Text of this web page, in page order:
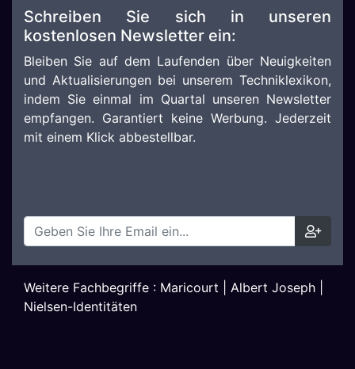
Schreiben Sie sich in unseren
kostenlosen Newsletter ein:
Bleiben Sie auf dem Laufenden über Neuigkeiten
und Aktualisierungen bei unserem Techniklexikon,
indem Sie einmal im Quartal unseren Newsletter
empfangen. Garantiert keine Werbung. Jederzeit
mit einem Klick abbestellbar.
Weitere Fachbegriffe : Maricourt Albert Joseph
Nielsen-Identitäten